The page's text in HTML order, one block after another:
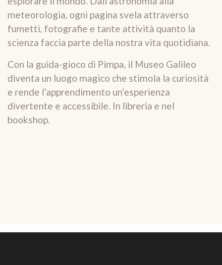
meteorologia, ogni pagina svela attraverso
fumetti, fotografie e tante attività quanto la
scienza faccia parte della nostra vita quotidiana.
Con la guida-gioco di Pimpa, il Museo Galileo
diventa un luogo magico che stimola la curiosità
e rende l’apprendimento un’esperienza
divertente e accessibile. In libreria e nel
bookshop.